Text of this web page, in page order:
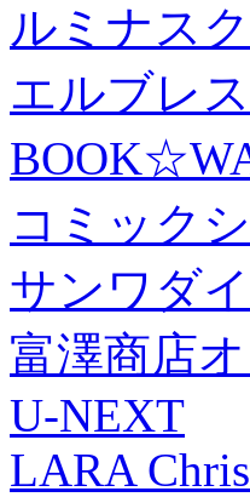
ルミナス
エルブレ
コミック
サンワダ
富澤商店
U-NEXT
LARA